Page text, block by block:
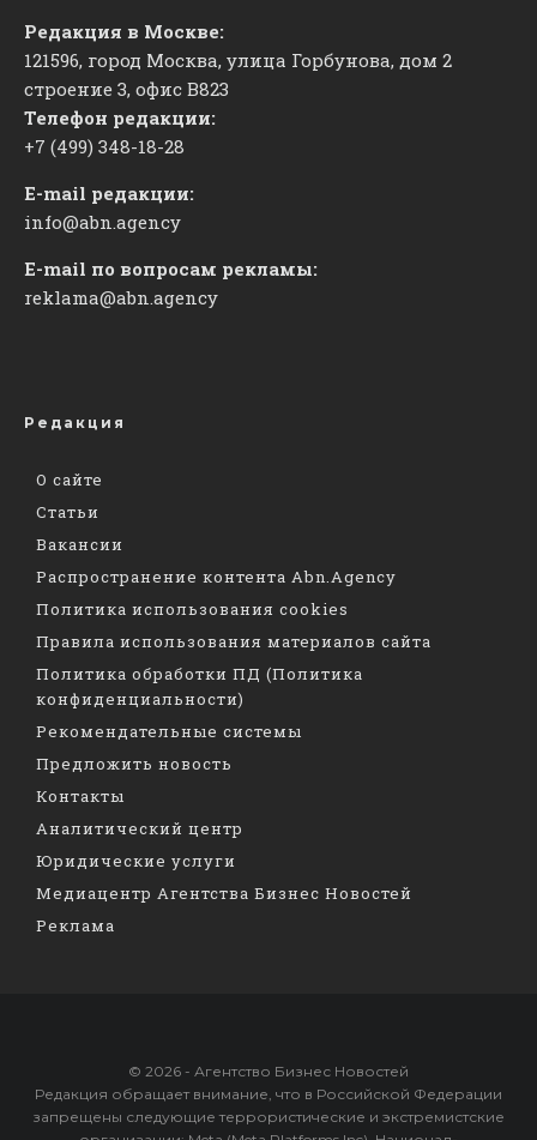
Редакция в Москве:
121596, город Москва, улица Горбунова, дом 2
строение 3, офис ​В823
Телефон редакции:
+7 (499) 348-18-28
E-mail редакции:
info@abn.agency
E-mail по вопросам рекламы:
reklama@abn.agency
Редакция
О сайте
Статьи
Вакансии
Распространение контента Abn.Agency
Политика использования cookies
Правила использования материалов сайта
Политика обработки ПД (Политика
конфиденциальности)
Рекомендательные системы
Предложить новость
Контакты
Аналитический центр
Юридические услуги
Медиацентр Агентства Бизнес Новостей
Реклама
© 2026 - Агентство Бизнес Новостей
Редакция обращает внимание, что в Российской Федерации
запрещены следующие террористические и экстремистские